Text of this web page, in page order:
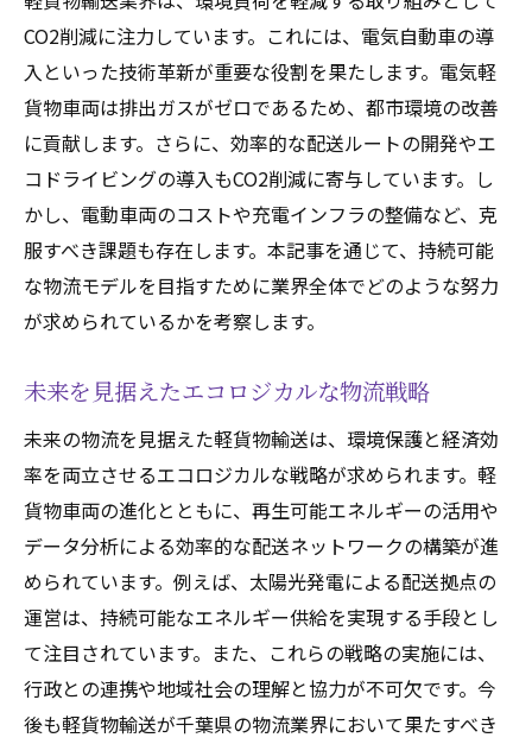
CO2削減に注力しています。これには、電気自動車の導
入といった技術革新が重要な役割を果たします。電気軽
貨物車両は排出ガスがゼロであるため、都市環境の改善
に貢献します。さらに、効率的な配送ルートの開発やエ
コドライビングの導入もCO2削減に寄与しています。し
かし、電動車両のコストや充電インフラの整備など、克
服すべき課題も存在します。本記事を通じて、持続可能
な物流モデルを目指すために業界全体でどのような努力
が求められているかを考察します。
未来を見据えたエコロジカルな物流戦略
未来の物流を見据えた軽貨物輸送は、環境保護と経済効
率を両立させるエコロジカルな戦略が求められます。軽
貨物車両の進化とともに、再生可能エネルギーの活用や
データ分析による効率的な配送ネットワークの構築が進
められています。例えば、太陽光発電による配送拠点の
運営は、持続可能なエネルギー供給を実現する手段とし
て注目されています。また、これらの戦略の実施には、
行政との連携や地域社会の理解と協力が不可欠です。今
後も軽貨物輸送が千葉県の物流業界において果たすべき